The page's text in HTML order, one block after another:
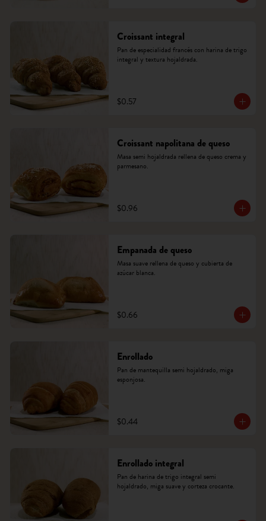
Croissant integral
Pan de especialidad francés con harina de trigo
integral y textura hojaldrada.
$0.57
Croissant napolitana de queso
Masa semi hojaldrada rellena de queso crema y
parmesano.
$0.96
Empanada de queso
Masa suave rellena de queso y cubierta de
azúcar blanca.
$0.66
Enrollado
Pan de mantequilla semi hojaldrado, miga
esponjosa.
$0.44
Enrollado integral
Pan de harina de trigo integral semi
hojaldrado, miga suave y corteza crocante.